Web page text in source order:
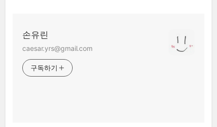
손유린
caesar.yrs@gmail.com
구독하기